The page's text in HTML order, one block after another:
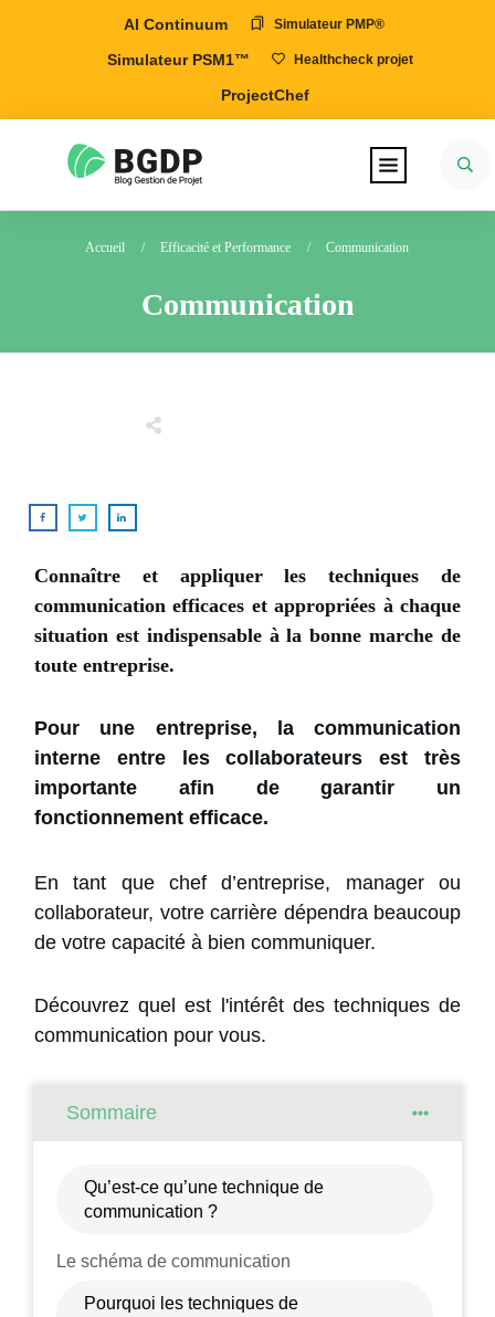
AI Continuum Simulateur PMP®
Simulateur PSM1™ Healthcheck projet
ProjectChef
Accueil / Efficacité et Performance / Communication
Communication
Connaître et appliquer les techniques de
communication efficaces et appropriées à chaque
situation est indispensable à la bonne marche de
toute entreprise.
Pour une entreprise, la communication
interne entre les collaborateurs est très
importante afin de garantir un
fonctionnement efficace.
En tant que chef d’entreprise, manager ou
collaborateur, votre carrière dépendra beaucoup
de votre capacité à bien communiquer.
Découvrez quel est l'intérêt des techniques de
communication pour vous.
Sommaire
Qu’est-ce qu’une technique de
communication ?
Le schéma de communication
Pourquoi les techniques de